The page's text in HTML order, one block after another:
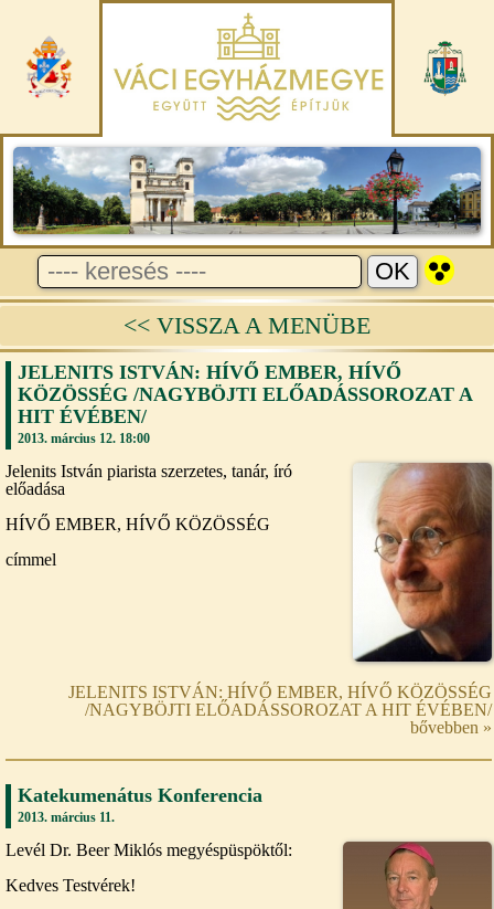
<< VISSZA A MENÜBE
JELENITS ISTVÁN: HÍVŐ EMBER, HÍVŐ
KÖZÖSSÉG /NAGYBÖJTI ELŐADÁSSOROZAT A
HIT ÉVÉBEN/
2013. március 12. 18:00
Jelenits István piarista szerzetes, tanár, író
előadása
HÍVŐ EMBER, HÍVŐ KÖZÖSSÉG
címmel
JELENITS ISTVÁN: HÍVŐ EMBER, HÍVŐ KÖZÖSSÉG
/NAGYBÖJTI ELŐADÁSSOROZAT A HIT ÉVÉBEN/
bővebben »
Katekumenátus Konferencia
2013. március 11.
Levél Dr. Beer Miklós megyéspüspöktől:
Kedves Testvérek!